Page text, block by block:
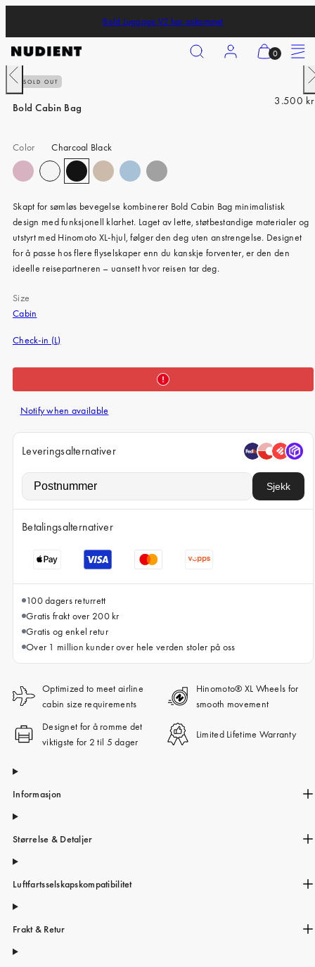
content
Bold Luggage V2 har ankommet
Search Account
View 0 Menu
iPhone 17 Pro
iPhone 17 Pro Max
iPhone Air
iPhone 16 Pro Max
iPhone 16
iPhone 16 Plus
iPhone 15 Pro Max
iPhone 15
iPhone 14 Pro
iPhone 14
iPhone 13 Pro
iPhone 13
Alle telefonmodeller
SOLD OUT
Previous
Bold Cabin Bag
R
p
r
i
3.500 kr
Color Charcoal Black
Skapt for sømløs bevegelse kombinerer Bold Cabin Bag minimalistisk
design med funksjonell klarhet. Laget av lette, støtbestandige materialer og
utstyrt med Hinomoto XL-hjul, følger den deg uten anstrengelse. Designet
for å passe hos flere flyselskaper enn du kanskje forventer, er den den
ideelle reisepartneren – uansett hvor reisen tar deg.
Size
Cabin
Check-in (L)
Notify when available
Leveringsalternativer
Sjekk
Betalingsalternativer
100 dagers returrett
Gratis frakt over 200 kr
Gratis og enkel retur
Over 1 million kunder over hele verden stoler på oss
Optimized to meet airline
cabin size requirements
Hinomoto® XL Wheels for
smooth movement
Designet for å romme det
viktigste for 2 til 5 dager
Limited Lifetime Warranty
Informasjon
Størrelse & Detaljer
Luftfartsselskapskompatibilitet
Frakt & Retur